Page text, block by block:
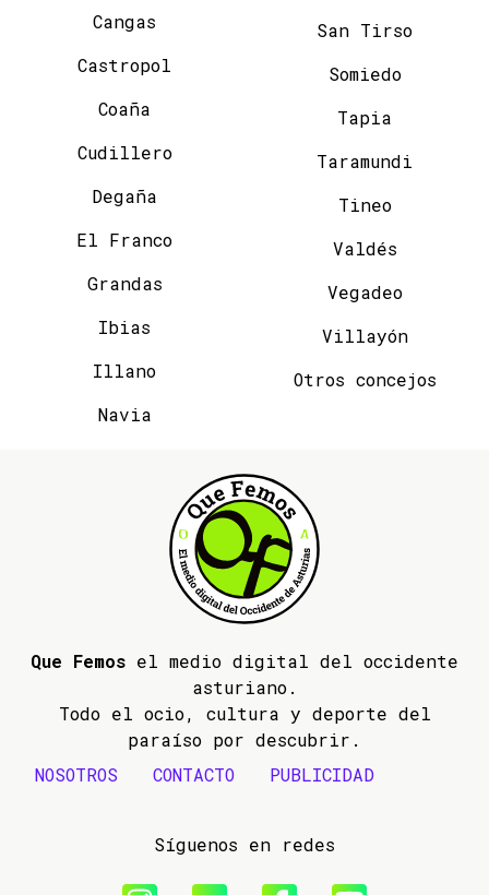
Cangas
Castropol
Coaña
Cudillero
Degaña
El Franco
Grandas
Ibias
Illano
Navia
San Tirso
Somiedo
Tapia
Taramundi
Tineo
Valdés
Vegadeo
Villayón
Otros concejos
Que Femos el medio digital del occidente
asturiano.
Todo el ocio, cultura y deporte del
paraíso por descubrir.
NOSOTROS
CONTACTO PUBLICIDAD
Síguenos en redes